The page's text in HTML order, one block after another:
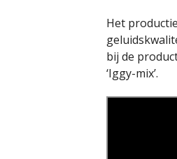
Het
bij de
‘Iggy-mix’.